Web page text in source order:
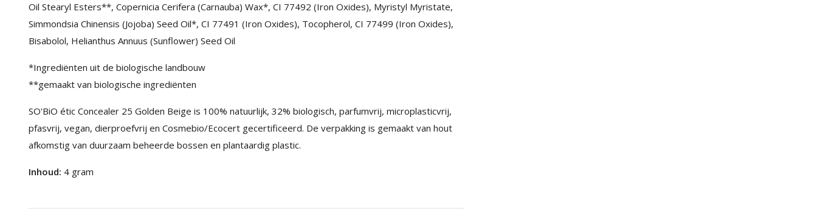
Oil Stearyl Esters**, Copernicia Cerifera (Carnauba) Wax*, CI 77492 (Iron Oxides), Myristyl Myristate,
Simmondsia Chinensis (Jojoba) Seed Oil*, CI 77491 (Iron Oxides), Tocopherol, CI 77499 (Iron Oxides),
Bisabolol, Helianthus Annuus (Sunflower) Seed Oil
*Ingrediënten uit de biologische landbouw
**gemaakt van biologische ingrediënten
SO'BiO étic Concealer 25 Golden Beige is 100% natuurlijk, 32% biologisch, parfumvrij, microplasticvrij,
pfasvrij, vegan, dierproefvrij en Cosmebio/Ecocert gecertificeerd. De verpakking is gemaakt van hout
afkomstig van duurzaam beheerde bossen en plantaardig plastic.
Inhoud: 4 gram